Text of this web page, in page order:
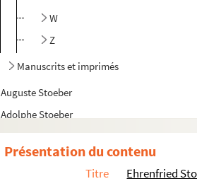
W
Z
Manuscrits et imprimés
Auguste Stoeber
Adolphe Stoeber
Descendants Stoeber
Présentation du contenu
Titre Ehrenfried